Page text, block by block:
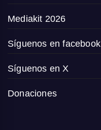
Mediakit 2026
Síguenos en facebook
Síguenos en X
Donaciones